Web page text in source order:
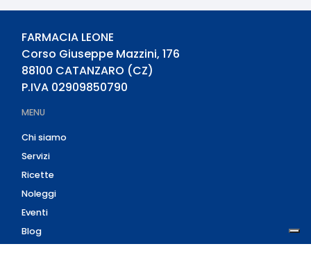
FARMACIA LEONE
Corso Giuseppe Mazzini, 176
88100 CATANZARO (CZ)
P.IVA 02909850790
MENU
Chi siamo
Servizi
Ricette
Noleggi
Eventi
Blog